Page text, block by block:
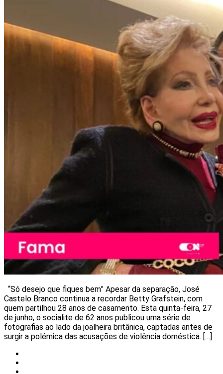
“Só desejo que fiques bem” Apesar da separação, José
Castelo Branco continua a recordar Betty Grafstein, com
quem partilhou 28 anos de casamento. Esta quinta-feira, 27
de junho, o socialite de 62 anos publicou uma série de
fotografias ao lado da joalheira britânica, captadas antes de
surgir a polémica das acusações de violência doméstica. […]